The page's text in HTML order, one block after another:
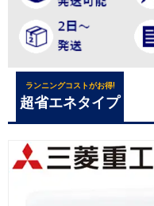
ランニングコストがお得!
超省エネタイプ